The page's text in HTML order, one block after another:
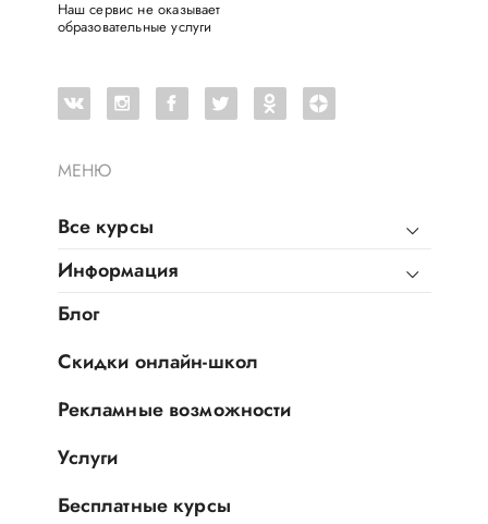
МЕНЮ
Все курсы
Информация
Блог
Скидки онлайн-школ
Рекламные возможности
Услуги
Бесплатные курсы
Наш сервис не оказывает
образовательные услуги